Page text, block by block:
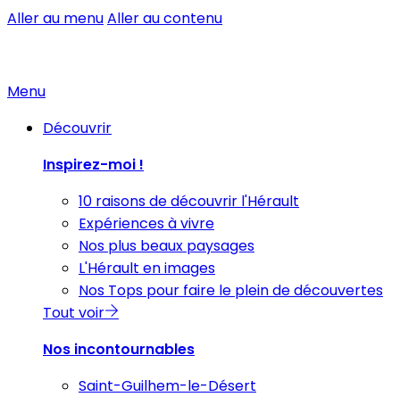
Aller au menuAller au contenu
Menu
Découvrir
Inspirez-moi !
10 raisons de découvrir l'Hérault
Expériences à vivre
Nos plus beaux paysages
L'Hérault en images
Nos Tops pour faire le plein de découvertes
Tout voir
Nos incontournables
Saint-Guilhem-le-Désert